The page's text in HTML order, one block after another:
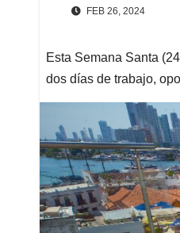
FEB 26, 2024
Esta Semana Santa
dos días de trabajo,